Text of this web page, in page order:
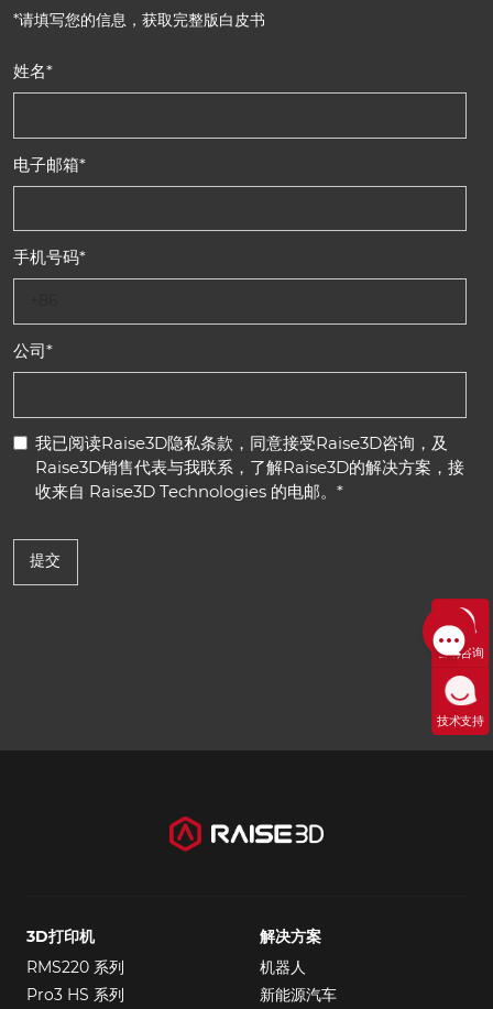
*请填写您的信息，获取完整版白皮书
姓名*
电子邮箱*
手机号码*
公司*
我已阅读Raise3D隐私条款 ，同意接受Raise3D咨询，及
Raise3D销售代表与我联系，了解Raise3D的解决方案，接
收来自 Raise3D Technologies 的电邮。 *
3D打印机
RMS220 系列
Pro3 HS 系列
解决方案
机器人
新能源汽车
售前咨询
技术支持